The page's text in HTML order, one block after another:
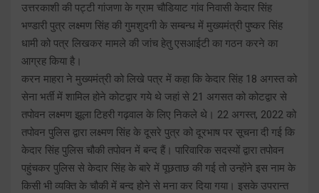
उत्तरकाशी की पट्टी गांजणा के ग्राम चौडियाट गांव निवासी केदार सिंह
भण्डारी पुत्र लक्ष्मण सिंह की गुमशुदगी के सम्बन्ध में मुख्यमंत्री पुष्कर सिंह
धामी को पत्र लिखकर मामले की जांच हेतु एसआईटी का गठन करने का
आग्रह किया है।
करन माहरा ने मुख्यमंत्री को लिखे पत्र में कहा कि केदार सिंह 18 अगस्त को
सेना भर्ती में शामिल होने कोटद्वार गये थे जहां से 21 अगसत को कोटद्वार से
तपोवन लक्ष्मण झूला टिहरी गढ़वाल के लिए निकले थे। 22 अगस्त, 2022 को
तपोवन पुलिस द्वारा लक्ष्मण सिंह के दूसरे पुत्र को दूरभाष पर सूचना दी गई कि
केदार सिंह पुलिस चौकी तपोवन में बन्द हैं। पारिवारिक सदस्यों द्वारा तपोवन
पहुंचकर पुलिस से केदार सिंह के बारे में पूछताछ की गई तो उन्होंने इस नाम के
किसी भी व्यक्ति के चौकी में बन्द होने से मना कर दिया गया। इसके उपरान्त